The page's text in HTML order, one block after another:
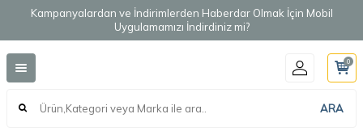
Kampanyalardan ve İndirimlerden Haberdar Olmak İçin Mobil
Uygulamamızı İndirdiniz mi?
ARA
0